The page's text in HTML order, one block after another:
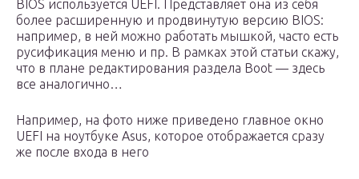
BIOS используется UEFI. Представляет она из себя
более расширенную и продвинутую версию BIOS:
например, в ней можно работать мышкой, часто есть
русификация меню и пр. В рамках этой статьи скажу,
что в плане редактирования раздела Boot — здесь
все аналогично…
Например, на фото ниже приведено главное окно
UEFI на ноутбуке Asus, которое отображается сразу
же после входа в него